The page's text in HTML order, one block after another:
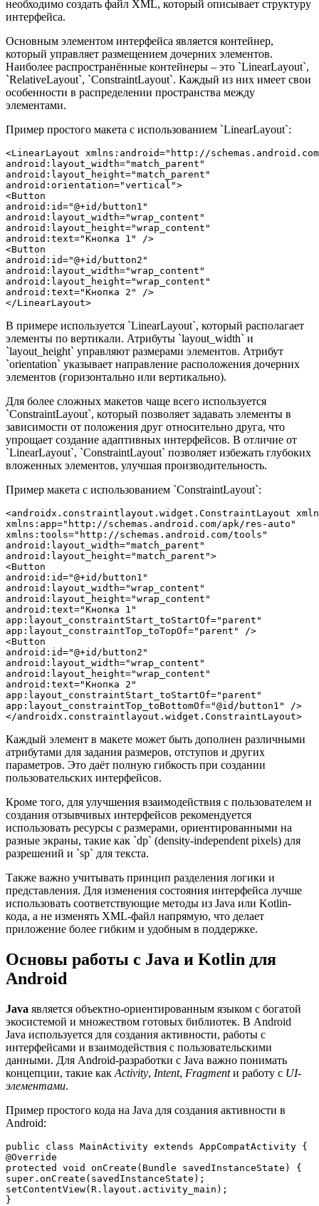
необходимо создать файл XML, который описывает структуру
интерфейса.
Основным элементом интерфейса является контейнер,
который управляет размещением дочерних элементов.
Наиболее распространённые контейнеры – это `LinearLayout`,
`RelativeLayout`, `ConstraintLayout`. Каждый из них имеет свои
особенности в распределении пространства между
элементами.
Пример простого макета с использованием `LinearLayout`:
<LinearLayout xmlns:android="http://
android:layout_width="match_parent"
android:layout_height="match_parent"
android:orientation="vertical">
<Button
android:id="@+id/button1"
android:layout_width="wrap_content"
android:layout_height="wrap_content"
android:text="Кнопка 1" />
<Button
android:id="@+id/button2"
android:layout_width="wrap_content"
android:layout_height="wrap_content"
android:text="Кнопка 2" />
В примере используется `LinearLayout`, который располагает
элементы по вертикали. Атрибуты `layout_width` и
`layout_height` управляют размерами элементов. Атрибут
`orientation` указывает направление расположения дочерних
элементов (горизонтально или вертикально).
Для более сложных макетов чаще всего используется
`ConstraintLayout`, который позволяет задавать элементы в
зависимости от положения друг относительно друга, что
упрощает создание адаптивных интерфейсов. В отличие от
`LinearLayout`, `ConstraintLayout` позволяет избежать глубоких
вложенных элементов, улучшая производительность.
Пример макета с использованием `ConstraintLayout`:
<androidx.constraintlayout.widget.ConstraintLayout
xmlns:app="http://schemas.android.com/apk/res-auto"
xmlns:tools="http://schemas.android.com/tools"
android:layout_width="match_parent"
android:layout_height="match_parent">
<Button
android:id="@+id/button1"
android:layout_width="wrap_content"
android:layout_height="wrap_content"
android:text="Кнопка 1"
app:layout_constraintStart_toStartOf="parent"
app:layout_constraintTop_toTopOf="parent" />
<Button
android:id="@+id/button2"
android:layout_width="wrap_content"
android:layout_height="wrap_content"
android:text="Кнопка 2"
app:layout_constraintStart_toStartOf="parent"
app:layout_constraintTop_toBottomOf="@id/button1" />
Каждый элемент в макете может быть дополнен различными
атрибутами для задания размеров, отступов и других
параметров. Это даёт полную гибкость при создании
пользовательских интерфейсов.
Кроме того, для улучшения взаимодействия с пользователем и
создания отзывчивых интерфейсов рекомендуется
использовать ресурсы с размерами, ориентированными на
разные экраны, такие как `dp` (density-independent pixels) для
разрешений и `sp` для текста.
Также важно учитывать принцип разделения логики и
представления. Для изменения состояния интерфейса лучше
использовать соответствующие методы из Java или Kotlin-
кода, а не изменять XML-файл напрямую, что делает
приложение более гибким и удобным в поддержке.
Основы работы с Java и Kotlin для
Android
Java является объектно-ориентированным языком с богатой
экосистемой и множеством готовых библиотек. В Android
Java используется для создания активности, работы с
интерфейсами и взаимодействия с пользовательскими
данными. Для Android-разработки с Java важно понимать
концепции, такие как Activity, Intent, Fragmentи работу с UI-
элементами.
Пример простого кода на Java для создания активности в
Android:
public class MainActivity extends AppCompatActivity {
@Override
protected void onCreate(Bundle savedInstanceState) {
super.onCreate(savedInstanceState);
setContentView(R.layout.activity_main);
}